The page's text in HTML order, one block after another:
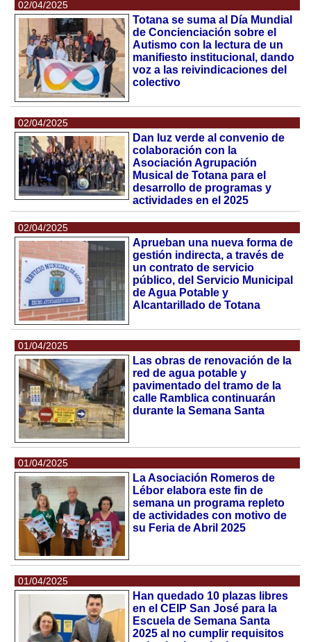
02/04/2025
Totana se suma al Día Mundial
de Concienciación sobre el
Autismo con la lectura de un
manifiesto institucional, dando
voz a las reivindicaciones del
colectivo
02/04/2025
Dan luz verde al convenio de
colaboración con la
Asociación Agrupación
Musical de Totana para el
desarrollo de programas y
actividades en el 2025
02/04/2025
Aprueban una nueva forma de
gestión indirecta, a través de
un contrato de servicio
público, del Servicio Municipal
de Agua Potable y
Alcantarillado de Totana
01/04/2025
Las obras de renovación de la
red de agua potable y
pavimentado del tramo de la
calle Ramblica continuarán
durante la Semana Santa
01/04/2025
La Asociación Romeros de
Lébor elabora este fin de
semana un programa repleto
de actividades con motivo de
su Feria de Abril 2025
01/04/2025
Han quedado 10 plazas libres
en el CEIP San José para la
Escuela de Semana Santa
2025 al no cumplir requisitos